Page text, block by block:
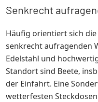
Senkrecht
Häufig orientiert sich
senkrecht aufragenden
Edelstahl und
Standort sind Beete,
der Einfahrt. Eine
wetterfesten